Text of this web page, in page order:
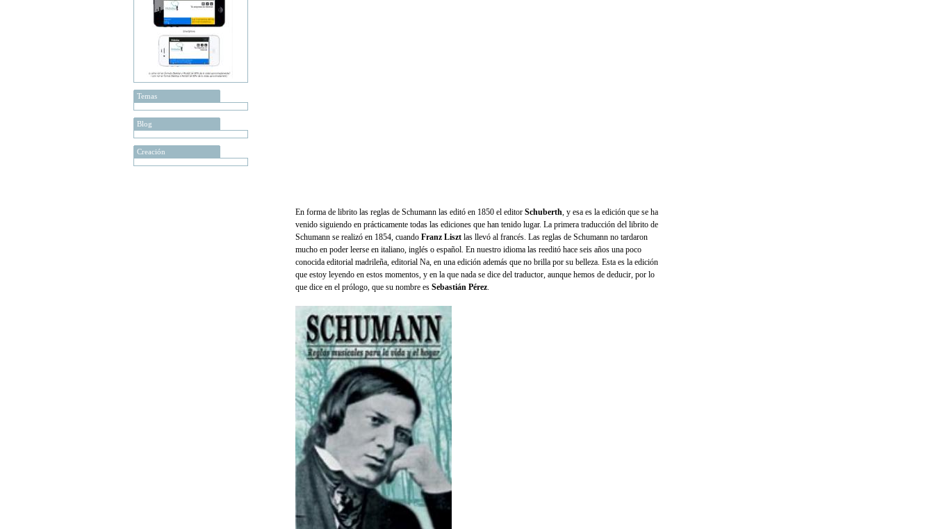
Temas
Blog
Creación
En forma de librito las reglas de Schumann las editó en 1850 el editor Schuberth, y esa es la edición que se ha
venido siguiendo en prácticamente todas las ediciones que han tenido lugar. La primera traducción del librito de
Schumann se realizó en 1854, cuando Franz Liszt las llevó al francés. Las reglas de Schumann no tardaron
mucho en poder leerse en italiano, inglés o español. En nuestro idioma las reeditó hace seis años una poco
conocida editorial madrileña, editorial Na, en una edición además que no brilla por su belleza. Esta es la edición
que estoy leyendo en estos momentos, y en la que nada se dice del traductor, aunque hemos de deducir, por lo
que dice en el prólogo, que su nombre es Sebastián Pérez.